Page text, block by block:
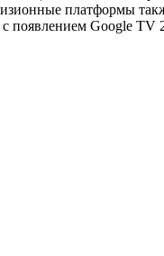
платформы
появлением Google